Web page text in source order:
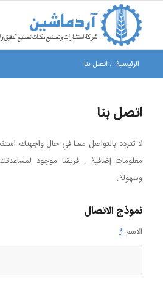
الرئيسية / اتصل بنا
اتصل بنا
لا تتردد بالتواصل معنا في حال واجهتك
معلومات إضافية . فريقنا موجود
وسهولة.
نموذج الاتصال
الاسم *